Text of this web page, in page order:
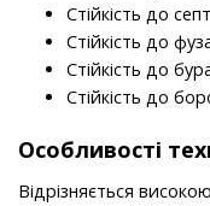
Стійкість до
Стійкість до
Стійкість до
Стійкість до
Особливості
Відрізняється